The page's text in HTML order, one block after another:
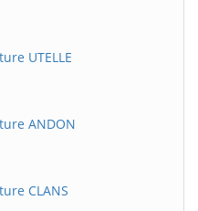
UTELLE
ANDON
CLANS